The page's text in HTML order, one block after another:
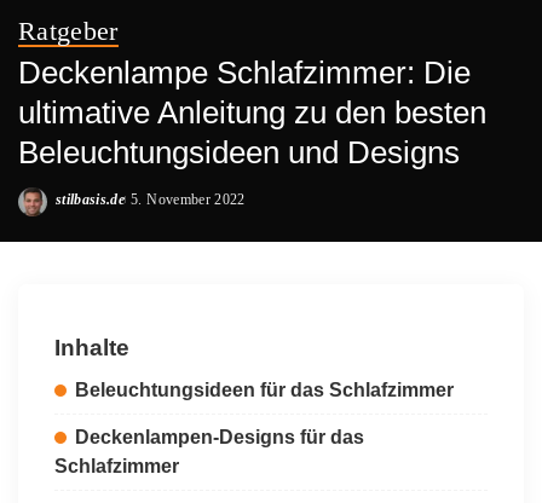
Ratgeber
Deckenlampe Schlafzimmer: Die
ultimative Anleitung zu den besten
Beleuchtungsideen und Designs
Posted
stilbasis.de 5. November 2022
Inhalte
Beleuchtungsideen für das Schlafzimmer
Deckenlampen-Designs für das
Schlafzimmer